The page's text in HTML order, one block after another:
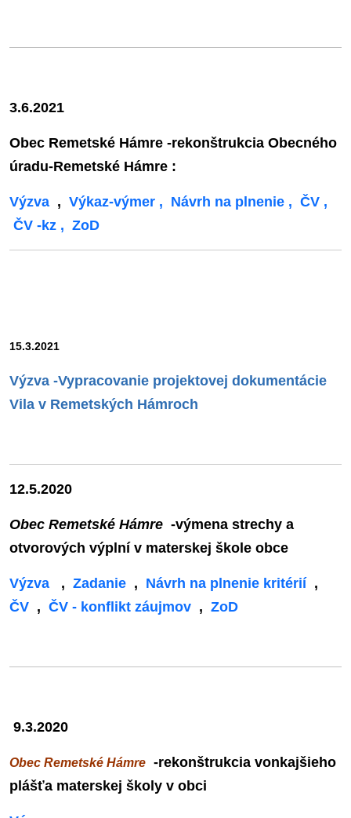
3.6.2021
Obec Remetské Hámre -rekonštrukcia Obecného
úradu-Remetské Hámre :
Výzva , Výkaz-výmer , Návrh na plnenie , ČV ,
ČV -kz , ZoD
15.3.2021
Výzva -Vypracovanie projektovej dokumentácie
Vila v Remetských Hámroch
12.5.2020
Obec Remetské Hámre -výmena strechy a
otvorových výplní v materskej škole obce
Výzva , Zadanie , Návrh na plnenie kritérií ,
ČV , ČV - konflikt záujmov , ZoD
9.3.2020
Obec Remetské Hámre -rekonštrukcia vonkajšieho
plášťa materskej školy v obci